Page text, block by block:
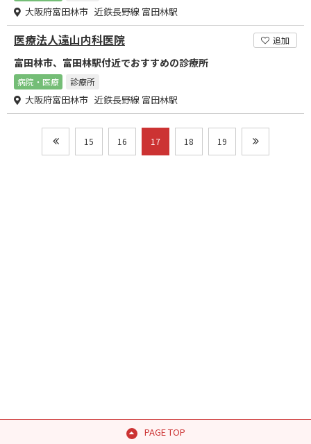
大阪府富田林市 近鉄長野線 富田林駅
医療法人遠山内科医院 追加
富田林市、富田林駅付近でおすすめの診療所
病院・医療 診療所
大阪府富田林市 近鉄長野線 富田林駅
15 16 17 18 19
PAGE TOP